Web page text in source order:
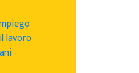
lavoro